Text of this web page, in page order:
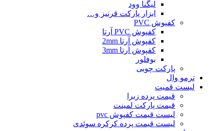
لیگنا وود
ابزار پارکت قرنیز و…
کفپوش PVC
کفپوش PVC آرتا
کفپوش آرتا 2mm
کفپوش آرتا 3mm
بوفلور
پارکت چوبی
ترمو وال
لیست قمیت
قیمت پرده زبرا
قیمت پارکت لمینت
لیست قیمت کفپوش pvc
لیست قیمت پرده کرکره سوئدی